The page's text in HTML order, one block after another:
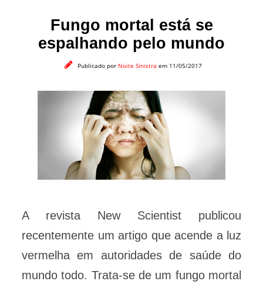
Fungo mortal está se
espalhando pelo mundo
Publicado por Noite Sinistra em 11/05/2017
A revista New Scientist publicou
recentemente um artigo que acende a luz
vermelha em autoridades de saúde do
mundo todo. Trata-se de um fungo mortal